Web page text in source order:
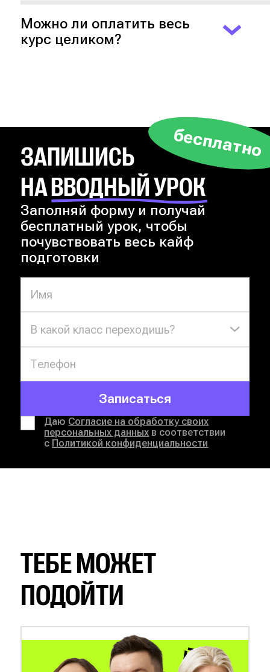
позволяет тебе познакомиться с
разными подходами и получить
максимум от каждого!
Можно ли оплатить весь
курс целиком?
ЗАПИШИСЬ
НА ВВОДНЫЙ УРОК
бесплатно
В какой класс переходишь?
Записаться
Даю Согласие на обработку своих
персональных данных в соответствии
с Политикой конфиденциальности
Заполняй форму и получай
бесплатный урок, чтобы
почувствовать весь кайф
подготовки
ТЕБЕ МОЖЕТ
ПОДОЙТИ